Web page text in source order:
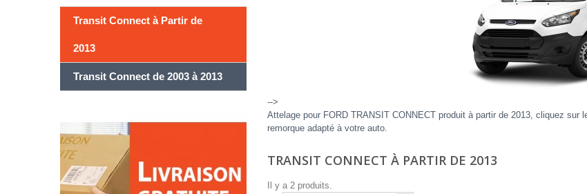
Transit Connect à Partir de
2013
Transit Connect de 2003 à 2013
-->
Attelage pour FORD TRANSIT CONNECT produit à partir de 2013, cliquez
remorque adapté à votre auto.
TRANSIT CONNECT À PARTIR DE 2013
Il y a 2 produits.